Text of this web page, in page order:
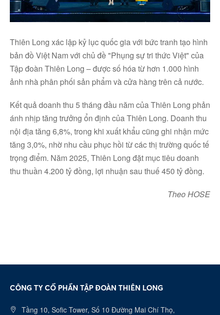
Thiên Long xác lập kỷ lục quốc gia với bức tranh tạo hình
bản đồ Việt Nam với chủ đề "Phụng sự tri thức Việt" của
Tập đoàn Thiên Long – được số hóa từ hơn 1.000 hình
ảnh nhà phân phối sản phẩm và cửa hàng trên cả nước.
Kết quả doanh thu 5 tháng đầu năm của Thiên Long phản
ánh nhịp tăng trưởng ổn định của Thiên Long. Doanh thu
nội địa tăng 6,8%, trong khi xuất khẩu cũng ghi nhận mức
tăng 3,0%, nhờ nhu cầu phục hồi từ các thị trường quốc tế
trọng điểm. Năm 2025, Thiên Long đặt mục tiêu doanh
thu thuần 4.200 tỷ đồng, lợi nhuận sau thuế 450 tỷ đồng.
Theo HOSE
CÔNG TY CỔ PHẦN TẬP ĐOÀN THIÊN LONG
Tầng 10, Sofic Tower, Số 10 Đường Mai Chí Thọ,